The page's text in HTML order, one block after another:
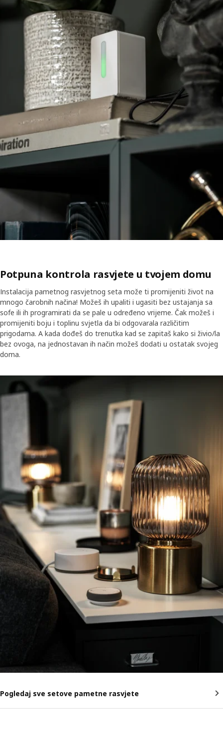
Potpuna kontrola rasvjete u tvojem domu
Instalacija pametnog rasvjetnog seta može ti promijeniti život na
mnogo čarobnih načina! Možeš ih upaliti i ugasiti bez ustajanja sa
sofe ili ih programirati da se pale u određeno vrijeme. Čak možeš i
promijeniti boju i toplinu svjetla da bi odgovarala različitim
prigodama. A kada dođeš do trenutka kad se zapitaš kako si živio/la
bez ovoga, na jednostavan ih način možeš dodati u ostatak svojeg
doma.
Pogledaj sve setove pametne rasvjete